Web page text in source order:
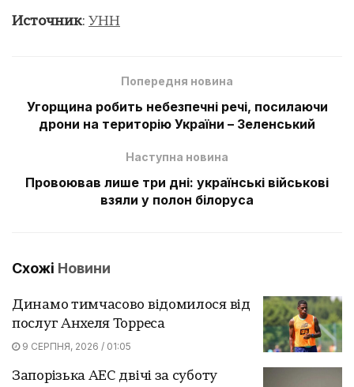
Источник: УНН
Попередня новина
Угорщина робить небезпечні речі, посилаючи
дрони на територію України – Зеленський
Наступна новина
Провоював лише три дні: українські військові
взяли у полон білоруса
Схожі Новини
Динамо тимчасово відомилося від
послуг Анхеля Торреса
9 СЕРПНЯ, 2026 / 01:05
Запорізька АЕС двічі за суботу